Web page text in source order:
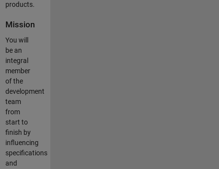
products.
Mission
You will
be an
integral
member
of the
development
team
from
start to
finish by
influencing
specifications
and